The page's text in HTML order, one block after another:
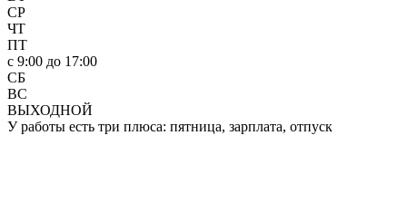
СР
ЧТ
ПТ
c 9:00 до 17:00
СБ
ВС
ВЫХОДНОЙ
У работы есть три плюса: пятница, зарплата, отпуск